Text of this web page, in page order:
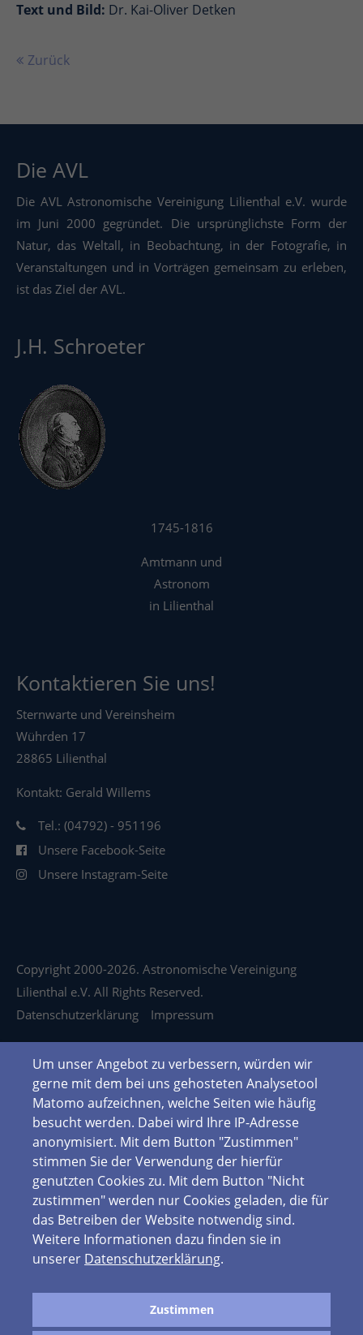
Text und Bild: Dr. Kai-Oliver Detken
Zurück
Die AVL
Die AVL Astronomische Vereinigung Lilienthal e.V. wurde
im Juni 2000 gegründet. Die ursprünglichste Form der
Natur, das Weltall, in Beobachtung, in der Fotografie, in
Veranstaltungen und in Vorträgen gemeinsam zu erleben,
ist das Ziel der AVL.
J.H. Schroeter
1745-1816
Amtmann und
Astronom
in Lilienthal
Kontaktieren Sie uns!
Sternwarte und Vereinsheim
Wührden 17
28865 Lilienthal
Kontakt: Gerald Willems
Tel.: (04792) - 951196
Unsere Facebook-Seite
Unsere Instagram-Seite
Copyright 2000-2026. Astronomische Vereinigung
Lilienthal e.V. All Rights Reserved.
Datenschutzerklärung
Impressum
Um unser Angebot zu verbessern, würden wir
gerne mit dem bei uns gehosteten Analysetool
Matomo aufzeichnen, welche Seiten wie häufig
besucht werden. Dabei wird Ihre IP-Adresse
anonymisiert. Mit dem Button "Zustimmen"
stimmen Sie der Verwendung der hierfür
genutzten Cookies zu. Mit dem Button "Nicht
zustimmen" werden nur Cookies geladen, die für
das Betreiben der Website notwendig sind.
Weitere Informationen dazu finden sie in
unserer Datenschutzerklärung.
Zustimmen